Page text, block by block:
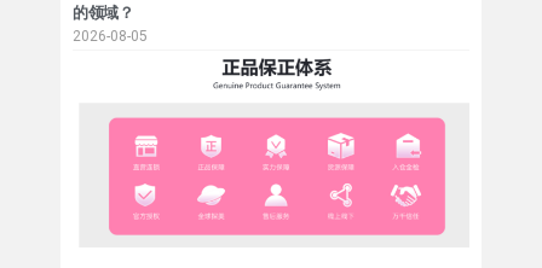
的领域？
2026-08-05